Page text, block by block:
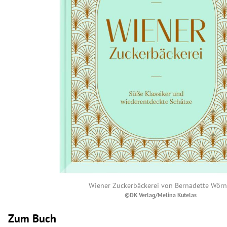
Wiener Zuckerbäckerei von Bernadette
©DK Verlag/Melina Kutelas
Zum Buch